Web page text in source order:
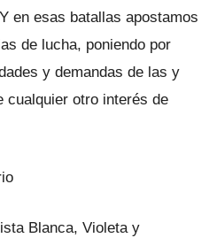
en esas batallas apostamos
de lucha, poniendo por
y demandas de las y
cualquier otro interés de
Blanca, Violeta y